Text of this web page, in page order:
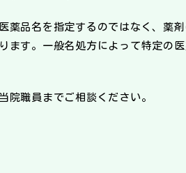
品名を指定するのではなく、薬
ます。一般名処方によって特定の
職員までご相談ください。